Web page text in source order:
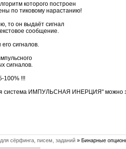
которого построен
по тиковому нарастанию!
то он выдаёт сигнал
сообщение.
сигналов.
сигналов.
100% !!!
система ИМПУЛЬСНАЯ ИНЕРЦИЯ" можно
сёрфинга, писем, заданий » Бинарные